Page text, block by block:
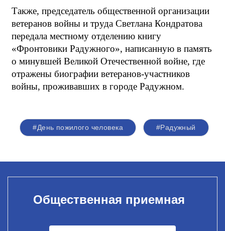
Также, председатель общественной организации
ветеранов войны и труда Светлана Кондратова
передала местному отделению книгу
«Фронтовики Радужного», написанную в память
о минувшей Великой Отечественной войне, где
отражены биографии ветеранов-участников
войны, проживавших в городе Радужном.
#День пожилого человека #Радужный
Общественная приемная